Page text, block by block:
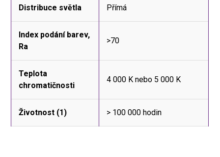
Distribuce světla Přímá
Index podání barev,
Ra
>70
Teplota
chromatičnosti
4 000 K nebo 5 000 K
Životnost (1) > 100 000 hodin